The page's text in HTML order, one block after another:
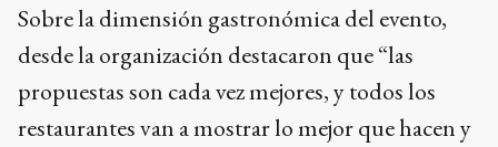
Sobre la dimensión gastronómica del evento,
desde la organización destacaron que “las
propuestas son cada vez mejores, y todos los
restaurantes van a mostrar lo mejor que hacen y